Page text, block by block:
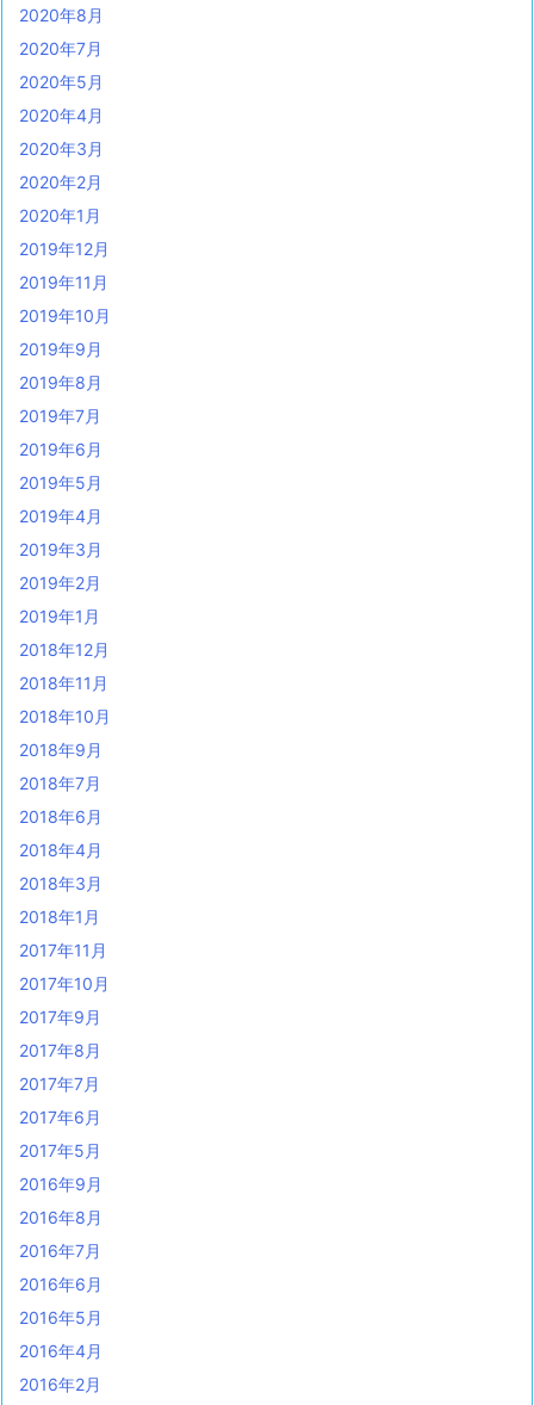
2020年8月
2020年7月
2020年5月
2020年4月
2020年3月
2020年2月
2020年1月
2019年12月
2019年11月
2019年10月
2019年9月
2019年8月
2019年7月
2019年6月
2019年5月
2019年4月
2019年3月
2019年2月
2019年1月
2018年12月
2018年11月
2018年10月
2018年9月
2018年7月
2018年6月
2018年4月
2018年3月
2018年1月
2017年11月
2017年10月
2017年9月
2017年8月
2017年7月
2017年6月
2017年5月
2016年9月
2016年8月
2016年7月
2016年6月
2016年5月
2016年4月
2016年2月